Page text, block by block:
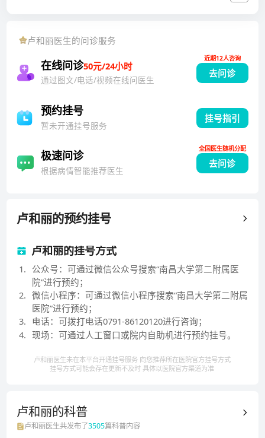
会委员，江西省整合医学学会心身医学分会委员，江西
省医学会睡眠与心理卫生专业委员会委员，江西省研究
型医院学会老年学与老年健康学分会委员。获江西省"2
师”、南昌大学“优秀青年志愿者”、南昌大学“优秀共产
党员”、南昌大学第二附属医院“优秀党务工作者”、“优
7篇SCI和13篇中文北大核心论著，实用专利6项，主持
省市级课题5项，教改课题1项，科研训练项目5项，合
卢和丽医生的问诊服务
在线问诊50元/24小时
通过图文/电话/视频在线问医生
去问诊
近期12人咨询
预约挂号
暂未开通挂号服务
挂号指引
极速问诊
根据病情智能推荐医生
去问诊
全国医生随机分配
卢和丽的预约挂号
卢和丽的挂号方式
1. 公众号：可通过微信公众号搜索“南昌大学第二附属医
院”进行预约；
2. 微信小程序：可通过微信小程序搜索“南昌大学第二附属
医院”进行预约；
3. 电话：可拨打电话0791-86120120进行咨询；
4. 现场：可通过人工窗口或院内自助机进行预约挂号。
卢和丽医生未在本平台开通挂号服务 向您推荐所在医院官方挂号方式
挂号方式可能会存在更新不及时 具体以医院官方渠道为准
卢和丽的科普
卢和丽医生共发布了3505篇科普内容